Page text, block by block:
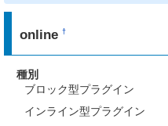
online†
種別
ブロック型プラグイン
インライン型プラグイン